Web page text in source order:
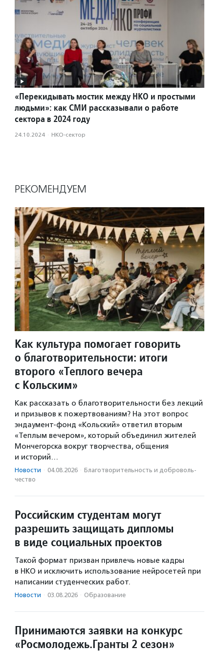
«Перекидывать мостик между НКО и простыми
людьми»: как СМИ рассказывали о работе
сектора в 2024 году
24.10.2024 · НКО-сектор
РЕКОМЕНДУЕМ
Как культура помогает говорить
о благотворительности: итоги
второго «Теплого вечера
с Кольским»
Как рассказать о благотворительности без лекций
и призывов к пожертвованиям? На этот вопрос
эндаумент-фонд «Кольский» ответил вторым
«Теплым вечером», который объединил жителей
Мончегорска вокруг творчества, общения
и историй…
Новости · 04.08.2026 · Благотвори­тель­ность и доброволь­
чест­во
Российским студентам могут
разрешить защищать дипломы
в виде социальных проектов
Такой формат призван привлечь новые кадры
в НКО и исключить использование нейросетей при
написании студенческих работ.
Новости · 03.08.2026 · Образование
Принимаются заявки на конкурс
«Росмолодежь.Гранты 2 сезон»